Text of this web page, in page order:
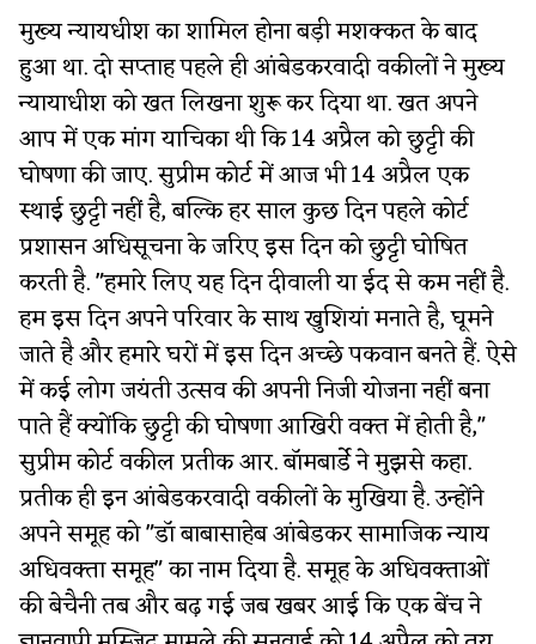
मुख्य न्यायधीश का शामिल होना बड़ी मशक्कत के बाद
हुआ था. दो सप्ताह पहले ही आंबेडकरवादी वकीलों ने मुख्य
न्यायाधीश को खत लिखना शुरू कर दिया था. खत अपने
आप में एक मांग याचिका थी कि 14 अप्रैल को छुट्टी की
घोषणा की जाए. सुप्रीम कोर्ट में आज भी 14 अप्रैल एक
स्थाई छुट्टी नहीं है, बल्कि हर साल कुछ दिन पहले कोर्ट
प्रशासन अधिसूचना के जरिए इस दिन को छुट्टी घोषित
करती है. "हमारे लिए यह दिन दीवाली या ईद से कम नहीं है.
हम इस दिन अपने परिवार के साथ खुशियां मनाते है, घूमने
जाते है और हमारे घरों में इस दिन अच्छे पकवान बनते हैं. ऐसे
में कई लोग जयंती उत्सव की अपनी निजी योजना नहीं बना
पाते हैं क्योंकि छुट्टी की घोषणा आखिरी वक्त में होती है,"
सुप्रीम कोर्ट वकील प्रतीक आर. बॉमबार्डे ने मुझसे कहा.
प्रतीक ही इन आंबेडकरवादी वकीलों के मुखिया है. उन्होंने
अपने समूह को "डॉ बाबासाहेब आंबेडकर सामाजिक न्याय
अधिवक्ता समूह" का नाम दिया है. समूह के अधिवक्ताओं
की बेचैनी तब और बढ़ गई जब खबर आई कि एक बेंच ने